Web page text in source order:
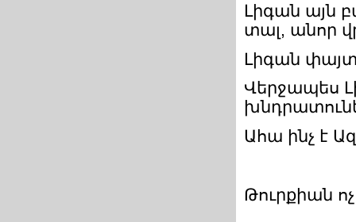
Լիգան այն
տալ, անոր
Լիգան
Վերջապես
Ահա ինչ է
Թուրքիան